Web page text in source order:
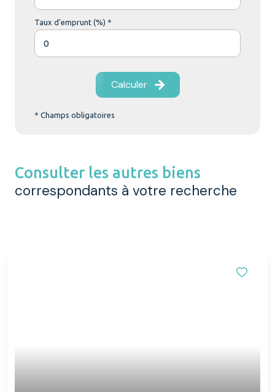
Taux d'emprunt (%) *
Calculer
* Champs obligatoires
Consulter les autres biens
correspondants à votre recherche